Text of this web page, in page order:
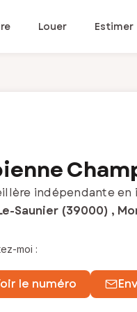
Louer Estimer
indépendante en
Saunier (39000) ,
moi :
le numéro